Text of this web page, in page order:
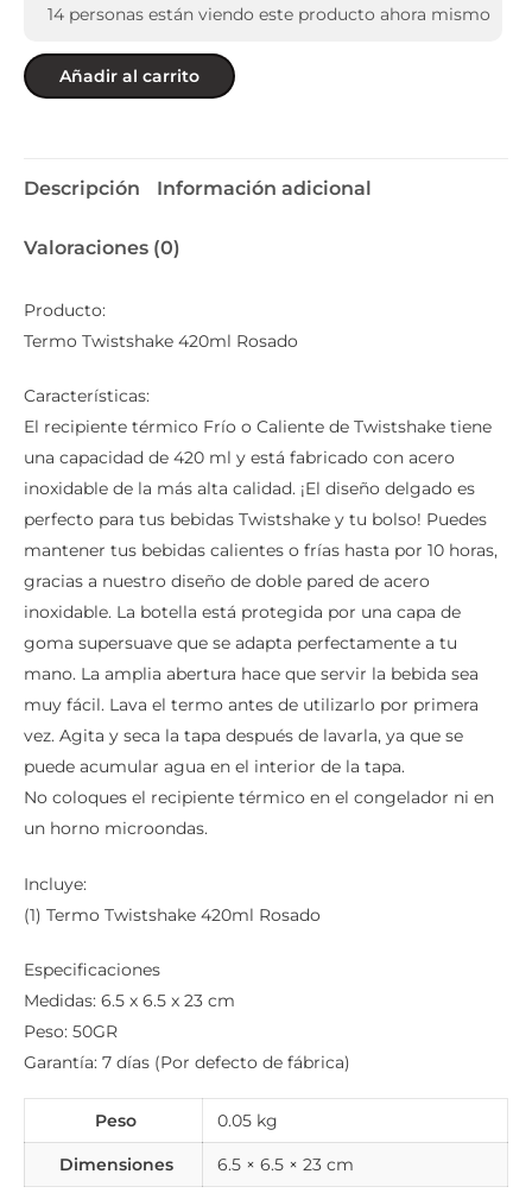
14 personas están viendo este producto ahora mismo
Añadir al carrito
Descripción Información adicional
Valoraciones (0)
Producto:
Termo Twistshake 420ml Rosado
Características:
El recipiente térmico Frío o Caliente de Twistshake tiene
una capacidad de 420 ml y está fabricado con acero
inoxidable de la más alta calidad. ¡El diseño delgado es
perfecto para tus bebidas Twistshake y tu bolso! Puedes
mantener tus bebidas calientes o frías hasta por 10 horas,
gracias a nuestro diseño de doble pared de acero
inoxidable. La botella está protegida por una capa de
goma supersuave que se adapta perfectamente a tu
mano. La amplia abertura hace que servir la bebida sea
muy fácil. Lava el termo antes de utilizarlo por primera
vez. Agita y seca la tapa después de lavarla, ya que se
puede acumular agua en el interior de la tapa.
No coloques el recipiente térmico en el congelador ni en
un horno microondas.
Incluye:
(1) Termo Twistshake 420ml Rosado
Especificaciones
Medidas: ‎6.5 x 6.5 x 23 cm
Peso: 50GR
Garantía: 7 días (Por defecto de fábrica)
Peso 0.05 kg
Dimensiones 6.5 × 6.5 × 23 cm